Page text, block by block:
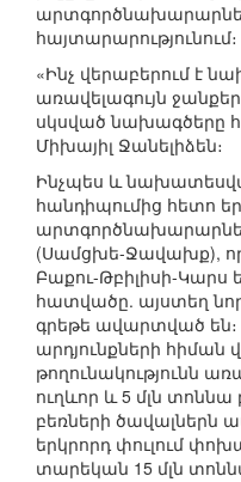
հայտարարությունում։
«Ինչ վերաբերում է
առավելագույն
սկսված նախագծերը
Միխայիլ Ջանելիձեն։
Ինչպես և
հանդիպումից հետո
(Սամցխե-Ջավախք),
Բաքու-Թբիլիսի-Կարս
հատվածը. այստեղ
գրեթե ավարտված
արդյունքների հիման
թողունակությունն
ուղևոր և 5 մլն
բեռների
երկրորդ փուլում
տարեկան 15 մլն